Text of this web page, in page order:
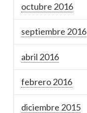
octubre 2016
septiembre 2016
abril 2016
febrero 2016
diciembre 2015